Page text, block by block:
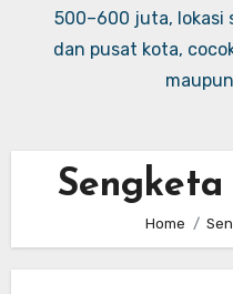
500–600 juta, lokasi
dan pusat kota,
Home